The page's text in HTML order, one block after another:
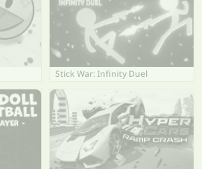
Stick War: Infinity Duel